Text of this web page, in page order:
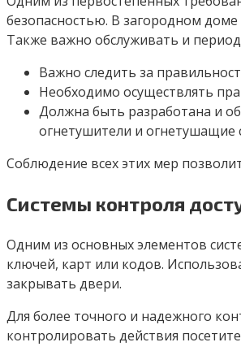
безопасностью. В загородном
Также важно обслуживать и
Важно следить за
Необходимо осуществлять
Должна быть разработана и
огнетушители и огнетушащие
Соблюдение всех этих мер
Системы контроля
Одним из основных элементов
ключей, карт или кодов.
закрывать двери.
Для более точного и надежного
контролировать действия